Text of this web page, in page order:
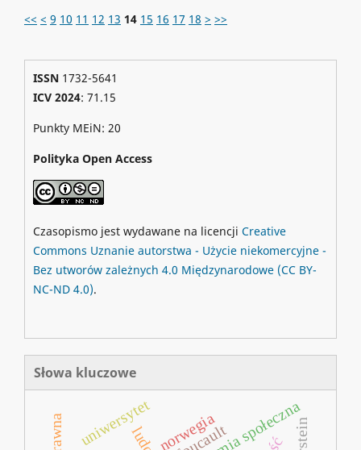
<< < 9 10 11 12 13 14 15 16 17 18 > >>
ISSN1732-5641
ICV 2024: 71.15
Punkty MEiN: 20
Polityka Open Access
Czasopismo jest wydawane na licencji Creative
Commons Uznanie autorstwa - Użycie niekomercyjne -
Bez utworów zależnych 4.0 Międzynarodowe (CC BY-
NC-ND 4.0).
Słowa kluczowe
uniwersytet norwegia